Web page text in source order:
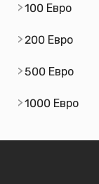
100 Евро
200 Евро
500 Евро
1000 Евро